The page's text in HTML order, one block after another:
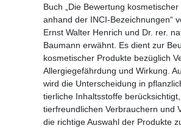
Buch „Die Bewertung
anhand der INCI-Bezeichnungen“
Ernst Walter Henrich und Dr. rer.
Baumann erwähnt. Es dient zur
kosmetischer Produkte bezüglich
Allergiegefährdung und Wirkung.
wird die Unterscheidung in
tierliche Inhaltsstoffe
tierfreundlichen Verbrauchern und
die richtige Auswahl der Produkte